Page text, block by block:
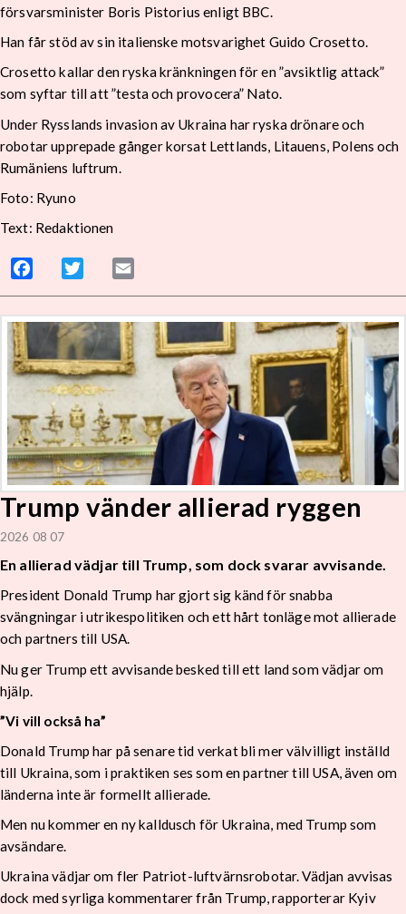
försvarsminister Boris Pistorius enligt BBC.
Han får stöd av sin italienske motsvarighet Guido Crosetto.
Crosetto kallar den ryska kränkningen för en ”avsiktlig attack”
som syftar till att ”testa och provocera” Nato.
Under Rysslands invasion av Ukraina har ryska drönare och
robotar upprepade gånger korsat Lettlands, Litauens, Polens och
Rumäniens luftrum.
Foto: Ryuno
Text: Redaktionen
Facebook Twitter
Trump vänder allierad ryggen
2026 08 07
En allierad vädjar till Trump, som dock svarar avvisande.
President Donald Trump har gjort sig känd för snabba
svängningar i utrikespolitiken och ett hårt tonläge mot allierade
och partners till USA.
Nu ger Trump ett avvisande besked till ett land som vädjar om
hjälp.
”Vi vill också ha”
Donald Trump har på senare tid verkat bli mer välvilligt inställd
till Ukraina, som i praktiken ses som en partner till USA, även om
länderna inte är formellt allierade.
Men nu kommer en ny kalldusch för Ukraina, med Trump som
avsändare.
Ukraina vädjar om fler Patriot-luftvärnsrobotar. Vädjan avvisas
dock med syrliga kommentarer från Trump, rapporterar Kyiv